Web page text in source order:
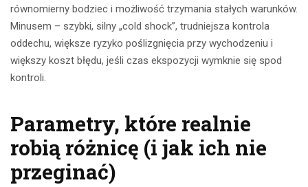
równomierny bodziec i możliwość trzymania stałych warunków.
Minusem – szybki, silny „cold shock”, trudniejsza kontrola
oddechu, większe ryzyko poślizgnięcia przy wychodzeniu i
większy koszt błędu, jeśli czas ekspozycji wymknie się spod
kontroli.
Parametry, które realnie
robią różnicę (i jak ich nie
przeginać)